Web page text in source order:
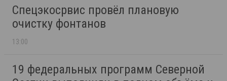
Спецэкосрвис провёл плановую
очистку фонтанов
13:00
19 федеральных программ Северной